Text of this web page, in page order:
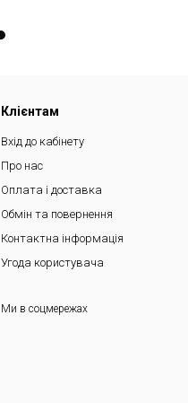
Клієнтам
Вхід до кабінету
Про нас
Оплата і доставка
Обмін та повернення
Контактна інформація
Угода користувача
Ми в соцмережах